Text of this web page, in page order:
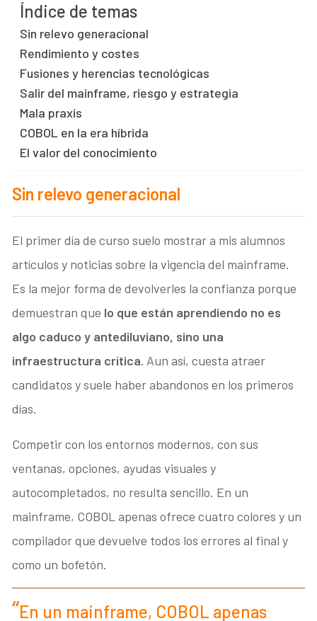
Índice de temas
Sin relevo generacional
Rendimiento y costes
Fusiones y herencias tecnológicas
Salir del mainframe, riesgo y estrategia
Mala praxis
COBOL en la era híbrida
El valor del conocimiento
Sin relevo generacional
El primer día de curso suelo mostrar a mis alumnos
artículos y noticias sobre la vigencia del mainframe.
Es la mejor forma de devolverles la confianza porque
demuestran que lo que están aprendiendo no es
algo caduco y antediluviano, sino una
infraestructura crítica. Aun así, cuesta atraer
candidatos y suele haber abandonos en los primeros
días.
Competir con los entornos modernos, con sus
ventanas, opciones, ayudas visuales y
autocompletados, no resulta sencillo. En un
mainframe, COBOL apenas ofrece cuatro colores y un
compilador que devuelve todos los errores al final y
como un bofetón.
En un mainframe, COBOL apenas